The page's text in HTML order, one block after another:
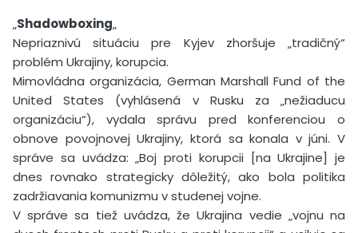
„Shadowboxing„
Nepriaznivú situáciu pre Kyjev zhoršuje „tradičný“
problém Ukrajiny, korupcia.
Mimovládna organizácia, German Marshall Fund of the
United States (vyhlásená v Rusku za „nežiaducu
organizáciu“), vydala správu pred konferenciou o
obnove povojnovej Ukrajiny, ktorá sa konala v júni. V
správe sa uvádza: „Boj proti korupcii [na Ukrajine] je
dnes rovnako strategicky dôležitý, ako bola politika
zadržiavania komunizmu v studenej vojne.
V správe sa tiež uvádza, že Ukrajina vedie „vojnu na